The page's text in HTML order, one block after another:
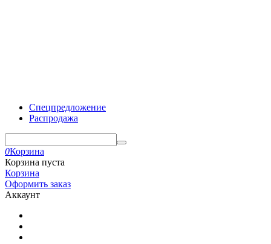
Спецпредложение
Распродажа
0Корзина
Корзина пуста
Корзина
Оформить заказ
Аккаунт